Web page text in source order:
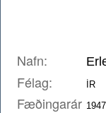
Nafn:
Félag:
Fæðingarár